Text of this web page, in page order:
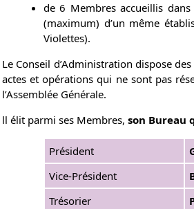
de 6 Membres accueillis
(maximum) d’un même
Violettes).
Le Conseil d’Administration dispose
actes et opérations qui ne sont pas
l’Assemblée Générale.
ll élit parmi ses Membres, son Bureau
Président
Vice-Président
Trésorier